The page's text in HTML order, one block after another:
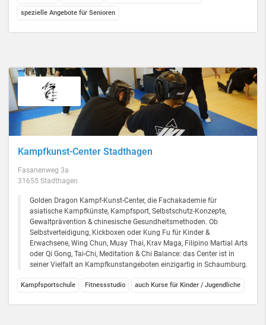
spezielle Angebote für Senioren
Kampfkunst-Center Stadthagen
Fasanenweg 3a
31655 Stadthagen
Golden Dragon Kampf-Kunst-Center, die Fachakademie für
asiatische Kampfkünste, Kampfsport, Selbstschutz-Konzepte,
Gewaltprävention & chinesische Gesundheitsmethoden. Ob
Selbstverteidigung, Kickboxen oder Kung Fu für Kinder &
Erwachsene, Wing Chun, Muay Thai, Krav Maga, Filipino Martial Arts
oder Qi Gong, Tai-Chi, Meditation & Chi Balance: das Center ist in
seiner Vielfalt an Kampfkunstangeboten einzigartig in Schaumburg.
Kampfsportschule Fitnessstudio auch Kurse für Kinder / Jugendliche